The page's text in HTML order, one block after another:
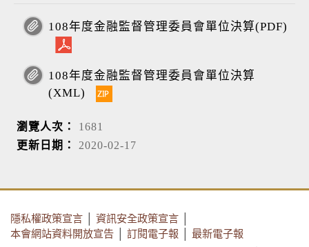
108年度金融監督管理委員會單位決算(PDF)
108年度金融監督管理委員會單位決算
(XML)
瀏覽人次： 1681
更新日期： 2020-02-17
隱私權政策宣言 資訊安全政策宣言
本會網站資料開放宣告
訂閱電子報
最新電子報